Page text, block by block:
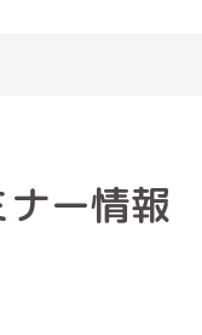
ー情報